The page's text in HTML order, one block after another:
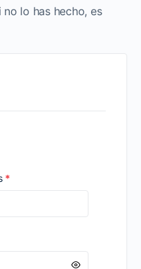
lo has hecho, es
*